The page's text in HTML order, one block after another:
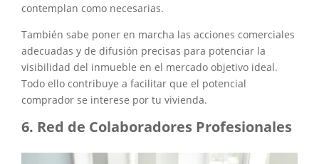
contemplan como necesarias.
También sabe poner en marcha las acciones comerciales
adecuadas y de difusión precisas para potenciar la
visibilidad del inmueble en el mercado objetivo ideal.
Todo ello contribuye a facilitar que el potencial
comprador se interese por tu vivienda.
Red de Colaboradores Profesionales